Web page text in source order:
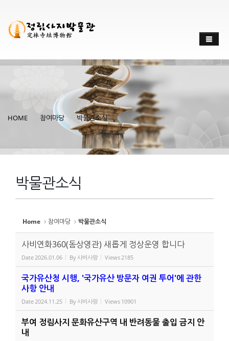
HOME 참여마당 박물관소식
박물관소식
Home 참여마당 박물관소식
사비연화360(돔상영관) 새롭게 정상운영 합니다
Date2026.01.06 By사비사랑 Views2185
국가유산청 시행, '국가유산 방문자 여권 투어'에 관한
사항 안내
Date2024.11.25 By사비사랑 Views 10901
부여 정림사지 문화유산구역 내 반려동물 출입 금지 안
내
스케치북5
스케치북5